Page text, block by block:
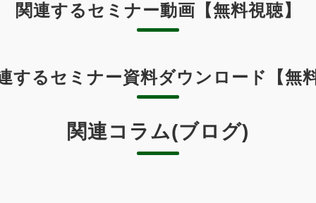
関連するセミナー動画【無料視聴】
するセミナー資料ダウンロード【無
関連コラム(ブログ)